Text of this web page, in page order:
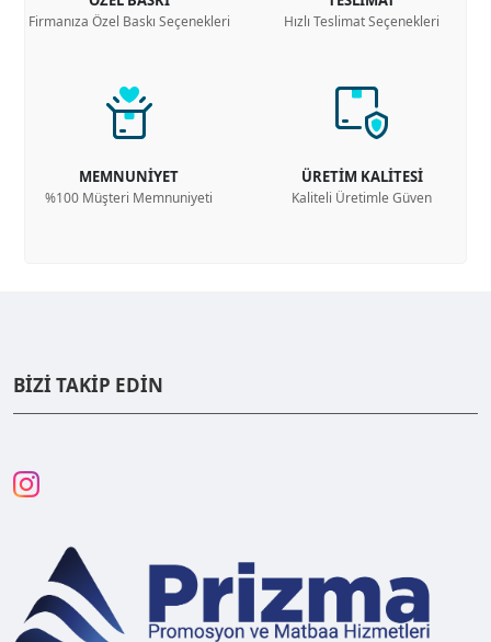
Firmanıza Özel Baskı Seçenekleri Hızlı Teslimat Seçenekleri
MEMNUNİYET
%100 Müşteri Memnuniyeti
ÜRETİM KALİTESİ
Kaliteli Üretimle Güven
BİZİ TAKİP EDİN